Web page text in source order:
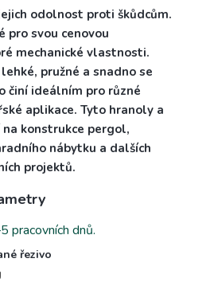
odolnost proti škůdcům.
pro svou cenovou
mechanické vlastnosti.
pružné a snadno se
činí ideálním pro různé
aplikace. Tyto hranoly a
na konstrukce pergol,
nábytku a dalších
projektů.
pracovních dnů.
řezivo